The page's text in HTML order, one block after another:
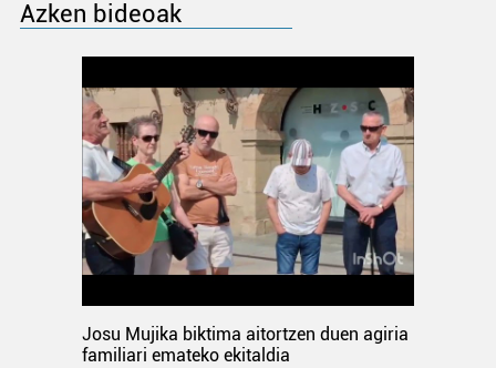
Azken bideoak
Josu Mujika biktima aitortzen duen agiria
familiari emateko ekitaldia